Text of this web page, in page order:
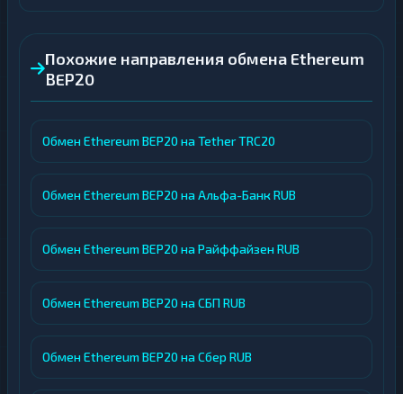
Похожие направления обмена Ethereum
BEP20
Обмен Ethereum BEP20 на Tether TRC20
Обмен Ethereum BEP20 на Альфа-Банк RUB
Обмен Ethereum BEP20 на Райффайзен RUB
Обмен Ethereum BEP20 на СБП RUB
Обмен Ethereum BEP20 на Сбер RUB